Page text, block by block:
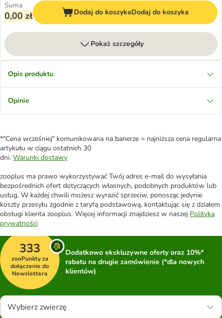
Suma
0,00 zł Dodaj do koszykaDodaj do koszyka
Pokaż szczegóły
Opis produktu
Opinie
*"Cena wcześniej" komunikowana na banerze = najniższa cena regularna
artykułu w ciągu ostatnich 30
dni. Warunki dostawy
zooplus ma prawo wykorzystywać Twój adres e-mail do wysyłania
bezpośrednich ofert dotyczących własnych, podobnych produktów lub
usług. W każdej chwili możesz wyrazić sprzeciw, ponosząc jedynie
koszty przesyłu zgodnie z taryfą podstawową, kontaktując się z działem
obsługi klienta zooplus. Więcej informacji znajdziesz w naszej Polityka
prywatności
333
zooPunkty za
dołączenie do
Newslettera
Dodatkowo ekskluzywne oferty oraz 10%*
rabatu na drugie zamówienie (*dla nowych
klientów)
Wybierz zwierzę